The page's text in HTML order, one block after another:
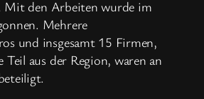
Mit den Arbeiten wurde im
Mehrere
und insgesamt 15 Firmen,
aus der Region, waren an